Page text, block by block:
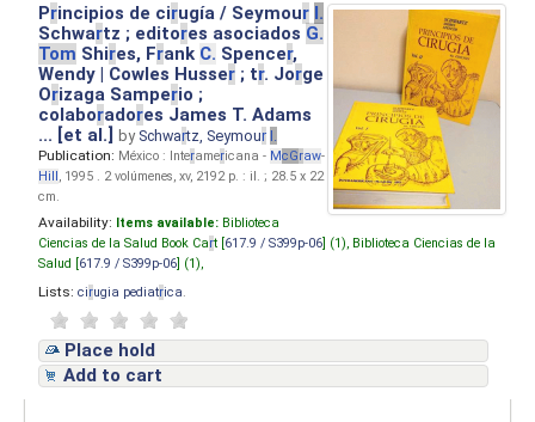
Principios de cirugía / Seymour I.
Schwartz ; editores asociados G.
Tom Shires, Frank C. Spencer,
Wendy | Cowles Husser ; tr. Jorge
Orizaga Samperio ;
colaboradores James T. Adams
... [et al.]by Schwartz, Seymour I.
Publication: México : Interamericana - McGraw-
Hill, 1995 . 2 volúmenes, xv, 2192 p. : il. ; 28.5 x 22
cm.
Availability: Items available: Biblioteca
Ciencias de la Salud Book Cart [ 617.9 / S399p-06 ] (1), Biblioteca Ciencias de la
Salud [ 617.9 / S399p-06 ] (1),
Lists: cirugia pediatrica
Place hold
Add to cart